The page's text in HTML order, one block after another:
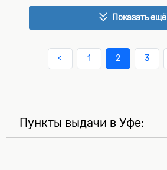
Показать ещё
< 1 2 3
Пункты выдачи в Уфе: